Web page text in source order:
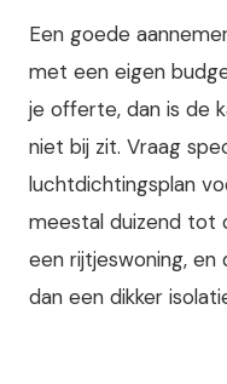
Een goede
met een eigen
je offerte, dan is de
niet bij zit. Vraag
luchtdichtingsplan
meestal duizend tot
een rijtjeswoning,
dan een dikker